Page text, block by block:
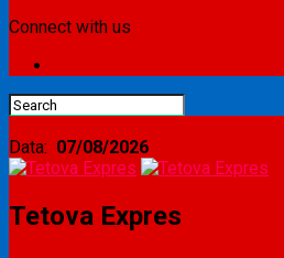
Connect with us
Data: 07/08/2026
Tetova Expres